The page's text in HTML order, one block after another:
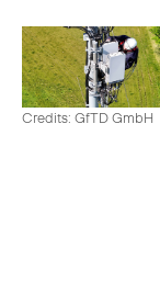
Credits: GfTD GmbH